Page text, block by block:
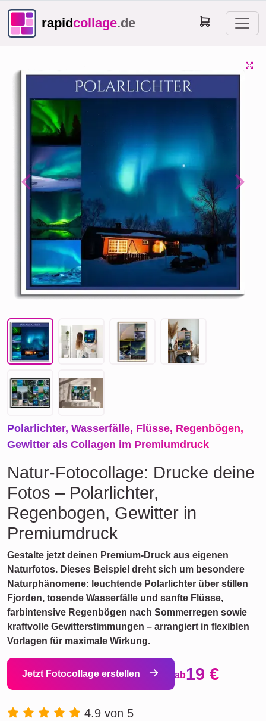
rapidcollage.de
Previous Next
Polarlichter, Wasserfälle, Flüsse, Regenbögen,
Gewitter als Collagen im Premiumdruck
Natur-Fotocollage: Drucke deine
Fotos – Polarlichter,
Regenbogen, Gewitter in
Premiumdruck
Gestalte jetzt deinen Premium-Druck aus eigenen
Naturfotos. Dieses Beispiel dreht sich um besondere
Naturphänomene: leuchtende Polarlichter über stillen
Fjorden, tosende Wasserfälle und sanfte Flüsse,
farbintensive Regenbögen nach Sommerregen sowie
kraftvolle Gewitterstimmungen – arrangiert in flexiblen
Vorlagen für maximale Wirkung.
Jetzt Fotocollage erstellen ab19 €
4.9 von 5